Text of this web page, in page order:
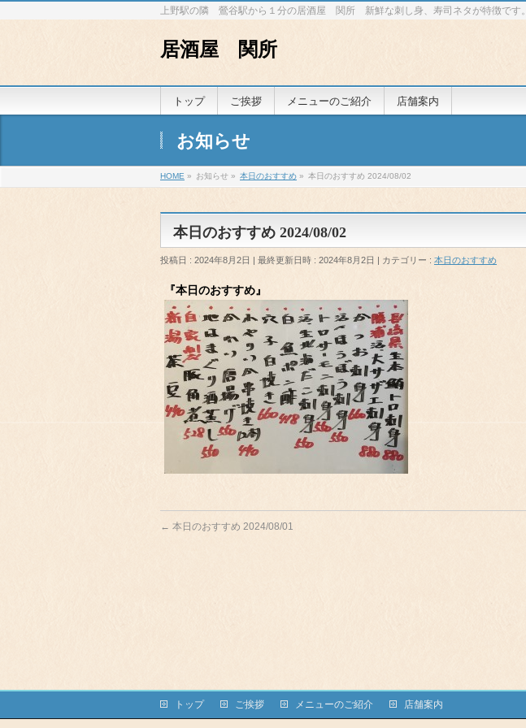
上野駅の隣 鶯谷駅から１分の居酒屋 関所 新鮮な刺し身、寿司ネタが特徴です。
居酒屋 関所
トップ ご挨拶 メニューのご紹介 店舗案内
お知らせ
HOME » お知らせ » 本日のおすすめ » 本日のおすすめ 2024/08/02
本日のおすすめ 2024/08/02
投稿日 : 2024年8月2日 最終更新日時 : 2024年8月2日 カテゴリー : 本日のおすすめ
『本日のおすすめ』
← 本日のおすすめ 2024/08/01
トップ ご挨拶 メニューのご紹介 店舗案内